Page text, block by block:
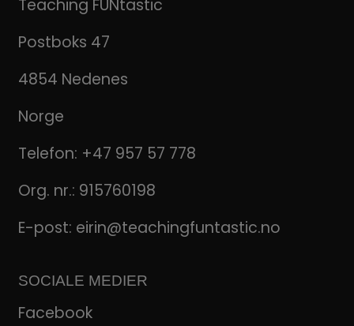
Teaching FUNtastic
Postboks 47
4854 Nedenes
Norge
Telefon: +47 957 57 778
Org. nr.: 915760198
E-post: eirin@teachingfuntastic.no
SOCIALE MEDIER
Facebook